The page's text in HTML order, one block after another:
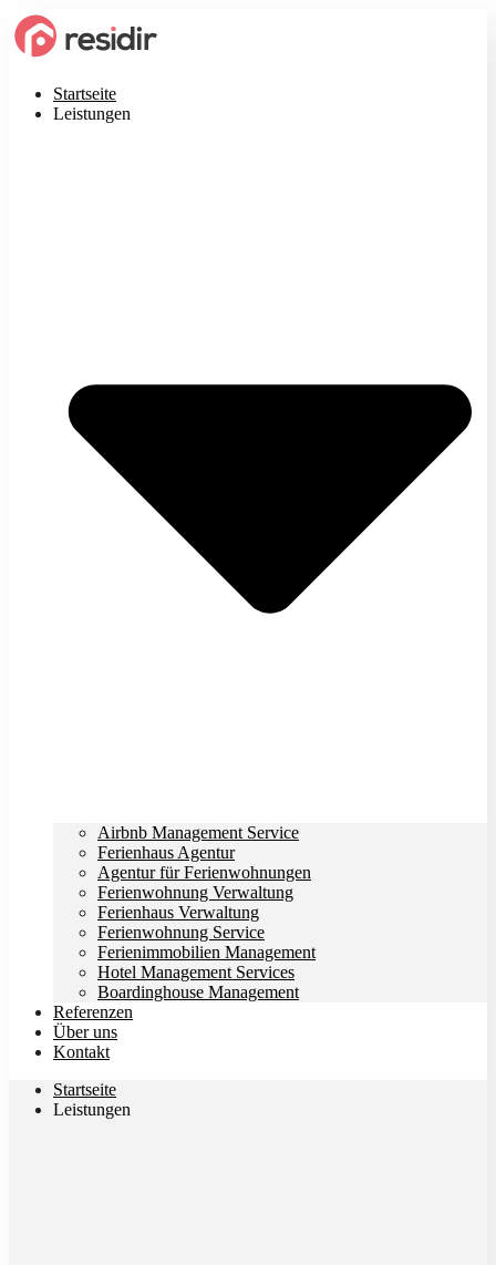
Startseite
Leistungen
Airbnb Management Service
Ferienhaus Agentur
Agentur für Ferienwohnungen
Ferienwohnung Verwaltung
Ferienhaus Verwaltung
Ferienwohnung Service
Ferienimmobilien Management
Hotel Management Services
Boardinghouse Management
Referenzen
Über uns
Kontakt
Startseite
Leistungen